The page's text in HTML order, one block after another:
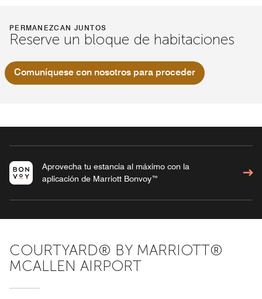
PERMANEZCAN JUNTOS
Reserve un bloque de habitaciones
Comuníquese con nosotros para proceder
Aprovecha tu estancia al máximo con la
aplicación de Marriott Bonvoy™
COURTYARD® BY MARRIOTT®
MCALLEN AIRPORT